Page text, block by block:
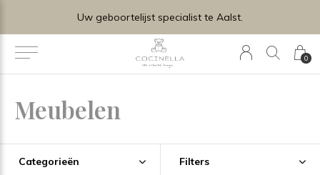
0
Uw geboortelijst specialist te Aalst.
Meubelen
Categorieën Filters